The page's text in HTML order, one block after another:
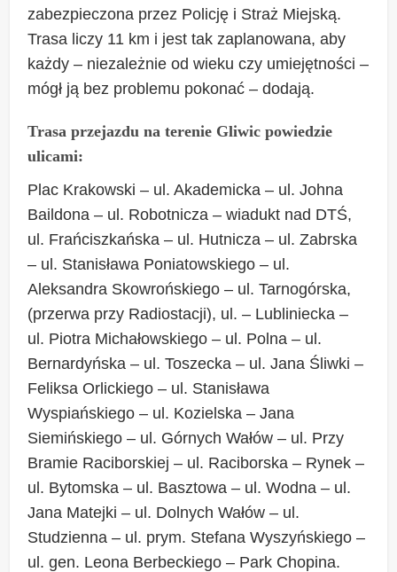
zabezpieczona przez Policję i Straż Miejską.
Trasa liczy 11 km i jest tak zaplanowana, aby
każdy – niezależnie od wieku czy umiejętności –
mógł ją bez problemu pokonać – dodają.
Trasa przejazdu na terenie Gliwic powiedzie
ulicami:
Plac Krakowski – ul. Akademicka – ul. Johna
Baildona – ul. Robotnicza – wiadukt nad DTŚ,
ul. Frańciszkańska – ul. Hutnicza – ul. Zabrska
– ul. Stanisława Poniatowskiego – ul.
Aleksandra Skowrońskiego – ul. Tarnogórska,
(przerwa przy Radiostacji), ul. – Lubliniecka –
ul. Piotra Michałowskiego – ul. Polna – ul.
Bernardyńska – ul. Toszecka – ul. Jana Śliwki –
Feliksa Orlickiego – ul. Stanisława
Wyspiańskiego – ul. Kozielska – Jana
Siemińskiego – ul. Górnych Wałów – ul. Przy
Bramie Raciborskiej – ul. Raciborska – Rynek –
ul. Bytomska – ul. Basztowa – ul. Wodna – ul.
Jana Matejki – ul. Dolnych Wałów – ul.
Studzienna – ul. prym. Stefana Wyszyńskiego –
ul. gen. Leona Berbeckiego – Park Chopina.